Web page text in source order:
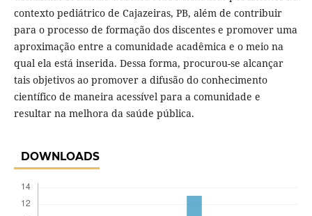
contexto pediátrico de Cajazeiras, PB, além de contribuir
para o processo de formação dos discentes e promover uma
aproximação entre a comunidade acadêmica e o meio na
qual ela está inserida. Dessa forma, procurou-se alcançar
tais objetivos ao promover a difusão do conhecimento
científico de maneira acessível para a comunidade e
resultar na melhora da saúde pública.
DOWNLOADS